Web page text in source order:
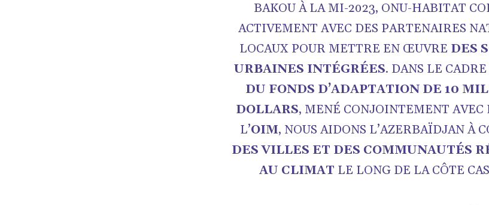
BAKOU À LA MI-2023, ONU-HABITAT
ACTIVEMENT AVEC DES PARTENAIRES
LOCAUX POUR METTRE EN ŒUVRE DES
URBAINES INTÉGRÉES. DANS LE
DU FONDS D’ADAPTATION DE 10
DOLLARS, MENÉ CONJOINTEMENT AVEC
L’OIM, NOUS AIDONS L’AZERBAÏDJAN À
DES VILLES ET DES COMMUNAUTÉS
AU CLIMAT LE LONG DE LA CÔTE